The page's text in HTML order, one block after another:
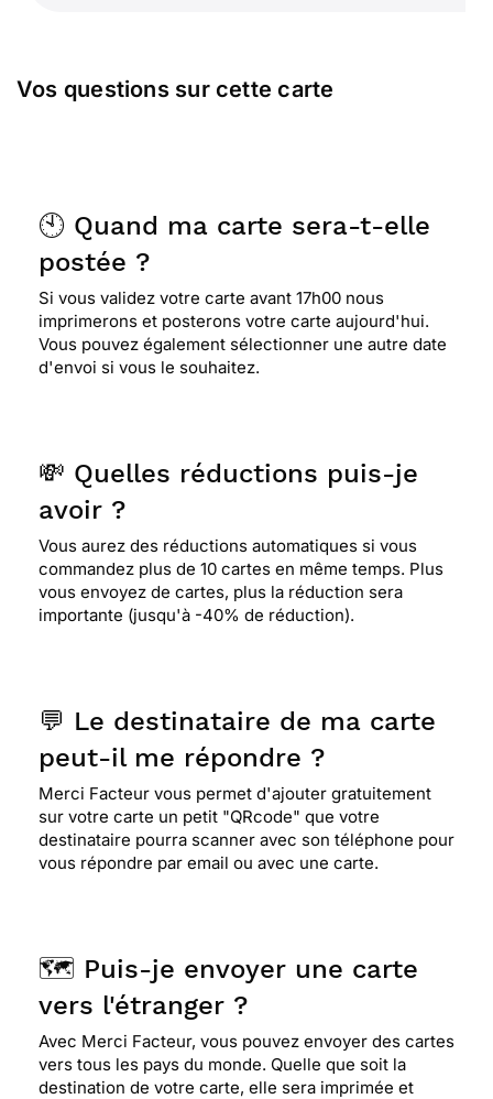
Vos questions sur cette carte
🕙 Quand ma carte sera-t-elle
postée ?
Si vous validez votre carte avant 17h00 nous
imprimerons et posterons votre carte aujourd'hui.
Vous pouvez également sélectionner une autre date
d'envoi si vous le souhaitez.
💸 Quelles réductions puis-je
avoir ?
Vous aurez des réductions automatiques si vous
commandez plus de 10 cartes en même temps. Plus
vous envoyez de cartes, plus la réduction sera
importante (jusqu'à -40% de réduction).
💬 Le destinataire de ma carte
peut-il me répondre ?
Merci Facteur vous permet d'ajouter gratuitement
sur votre carte un petit "QRcode" que votre
destinataire pourra scanner avec son téléphone pour
vous répondre par email ou avec une carte.
🗺️ Puis-je envoyer une carte
vers l'étranger ?
Avec Merci Facteur, vous pouvez envoyer des cartes
vers tous les pays du monde. Quelle que soit la
destination de votre carte, elle sera imprimée et